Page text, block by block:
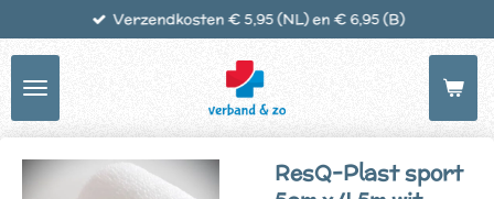
de
hoofdinhoud
Verzendkosten € 5,95 (NL) en € 6,95 (B)
ResQ-Plast sport